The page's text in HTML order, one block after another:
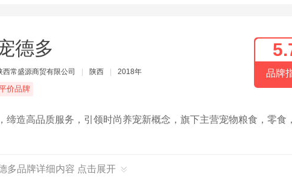
德多
西常盛源商贸有限公司 陕西 2018年
价品牌
品牌
缔造高品质服务，引领时尚养宠新概念，旗下主营宠物粮食，零食
多品牌详细内容 点击展开